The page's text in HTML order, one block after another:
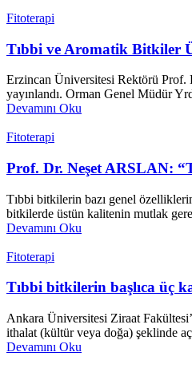
Fitoterapi
Tıbbi ve Aromatik Bitkiler
Erzincan Üniversitesi Rektörü Prof.
yayınlandı. Orman Genel Müdür
Devamını Oku
Fitoterapi
Prof. Dr. Neşet ARSLAN:
Tıbbi bitkilerin bazı genel
bitkilerde üstün kalitenin mutlak
Devamını Oku
Fitoterapi
Tıbbi bitkilerin başlıca üç
Ankara Üniversitesi Ziraat
ithalat (kültür veya doğa) şeklinde
Devamını Oku